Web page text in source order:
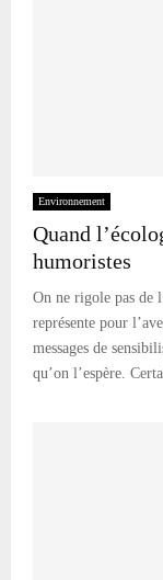
Environnement
Quand
humoristes
On ne rigole pas de
représente pour
messages de
qu’on l’espère.